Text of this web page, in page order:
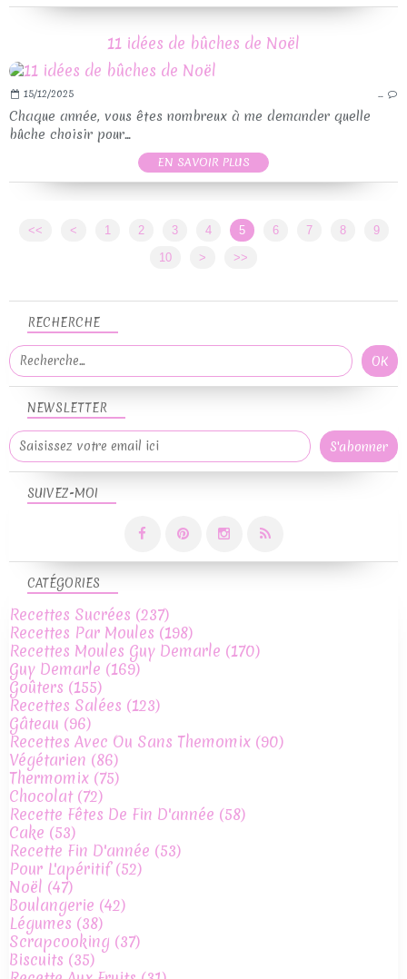
11 idées de bûches de Noël
15/12/2025 …
Chaque année, vous êtes nombreux à me demander quelle
bûche choisir pour...
EN SAVOIR PLUS
<< < 1 2 3 4 5 6 7 8
9
10
> >>
NEWSLETTER
SUIVEZ-MOI
RECHERCHE
CATÉGORIES
Recettes Sucrées (237)
Recettes Par Moules (198)
Recettes Moules Guy Demarle (170)
Guy Demarle (169)
Goûters (155)
Recettes Salées (123)
Gâteau (96)
Recettes Avec Ou Sans Themomix (90)
Végétarien (86)
Thermomix (75)
Chocolat(72)
Recette Fêtes De Fin D'année (58)
Cake (53)
Recette Fin D'année (53)
Pour L'apéritif(52)
Noël (47)
Boulangerie (42)
Légumes (38)
Scrapcooking (37)
Biscuits (35)